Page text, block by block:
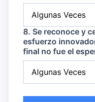
8. Se reconoce y
esfuerzo
final no fue el